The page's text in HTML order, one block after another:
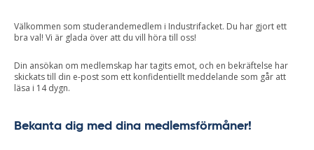
Välkommen som studerandemedlem i Industrifacket. Du har gjort ett
bra val! Vi är glada över att du vill höra till oss!
Din ansökan om medlemskap har tagits emot, och en bekräftelse har
skickats till din e-post som ett konfidentiellt meddelande som går att
läsa i 14 dygn.
Bekanta dig med dina medlemsförmåner!